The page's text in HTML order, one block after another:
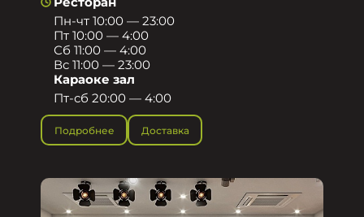
Пн-чт 10:00 — 23:00
Пт 10:00 — 4:00
Сб 11:00 — 4:00
Вс 11:00 — 23:00
Караоке зал
Пт-сб 20:00 — 4:00
Подробнее Доставка